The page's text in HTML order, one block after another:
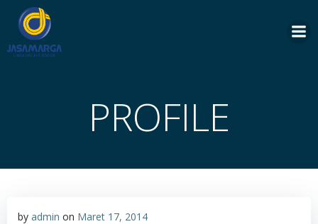
PROFILE
by admin on Maret 17, 2014